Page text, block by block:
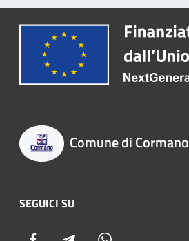
Comune di Cormano
SEGUICI SU